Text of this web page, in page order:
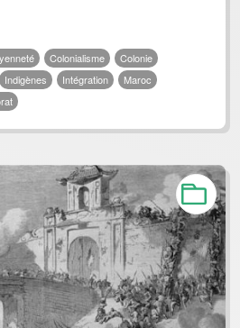
Colonialisme
Colonie
Indigènes Intégration
Maroc